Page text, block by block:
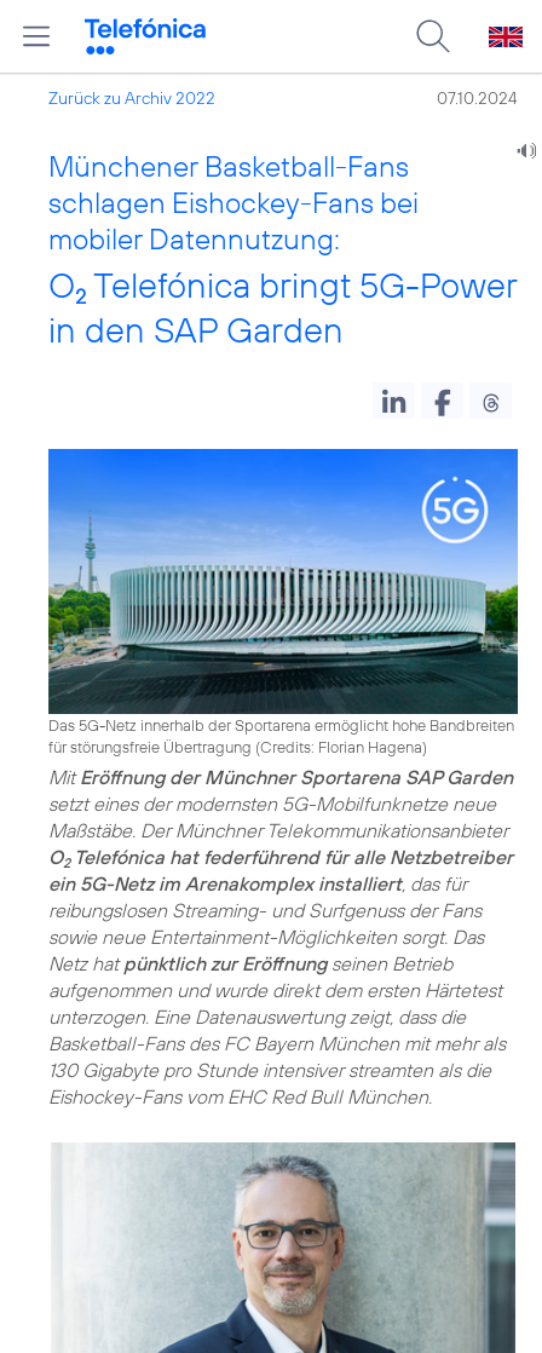
Zurück zu Archiv 2022 07.10.2024
Münchener Basketball-Fans
schlagen Eishockey-Fans bei
mobiler Datennutzung:
O2 Telefónica bringt 5G-Power
in den SAP Garden
Das 5G-Netz innerhalb der Sportarena ermöglicht hohe Bandbreiten
für störungsfreie Übertragung (Credits: Florian Hagena)
MitEröffnung der Münchner Sportarena SAP Garden
setzt eines der modernsten 5G-Mobilfunknetze neue
Maßstäbe. Der Münchner Telekommunikationsanbieter
O2Telefónica hat federführend für alle Netzbetreiber
ein 5G-Netz im Arenakomplex installiert, das für
reibungslosen Streaming- und Surfgenuss der Fans
sowie neue Entertainment-Möglichkeiten sorgt. Das
Netz hatpünktlich zur Eröffnungseinen Betrieb
aufgenommen und wurde direkt dem ersten Härtetest
unterzogen. Eine Datenauswertung zeigt, dass die
Basketball-Fans des FC Bayern München mit mehr als
130 Gigabyte pro Stunde intensiver streamten als die
Eishockey-Fans vom EHC Red Bull München.